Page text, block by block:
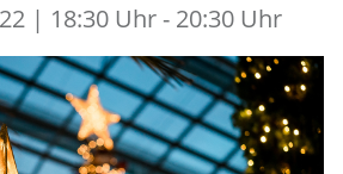
| 18:30 Uhr - 20:30 Uhr